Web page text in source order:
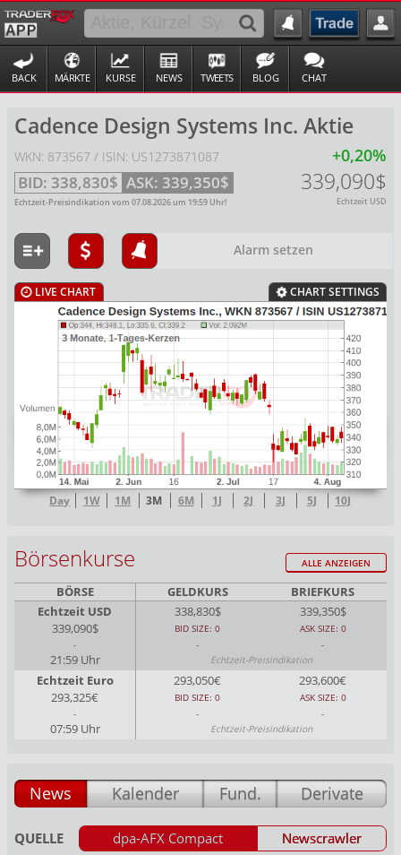
BACK MÄRKTE KURSE NEWS TWEETS BLOG CHAT
Cadence Design Systems Inc. Aktie
WKN: 873567 / ISIN: US1273871087
BID: 338,830$ ASK: 339,350$
Echtzeit-Preisindikation vom 07.08.2026um 19:59 Uhr!
+0,20%
339,090$
Echtzeit USD
Alarm setzen
LIVE CHART CHART SETTINGS
Day 1W 1M 3M 6M 1J 2J 3J 5J 10J
Börsenkurse ALLE ANZEIGEN
BÖRSE GELDKURS
BRIEFKURS
Echtzeit USD
338,830$
339,350$
339,090$
BID SIZE: 0
ASK SIZE: 0
-
- -
21:59 Uhr Echtzeit-Preisindikation
Echtzeit Euro 293,050€
293,600€
293,325€
BID SIZE: 0
ASK SIZE: 0
-
- -
07:59 Uhr Echtzeit-Preisindikation
News Kalender Fund. Derivate
QUELLE dpa-AFX Compact Newscrawler